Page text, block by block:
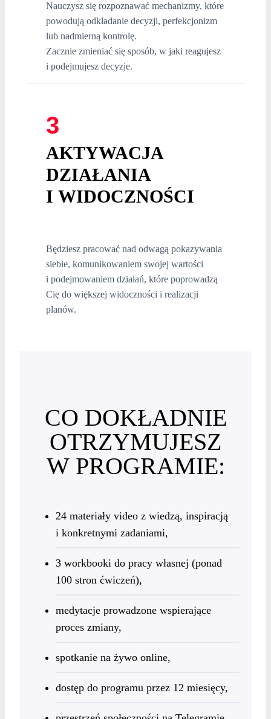
Nauczysz się rozpoznawać mechanizmy, które
powodują odkładanie decyzji, perfekcjonizm
lub nadmierną kontrolę.
Zacznie zmieniać się sposób, w jaki reagujesz
i podejmujesz decyzje.
3
AKTYWACJA
DZIAŁANIA
I WIDOCZNOŚCI
Będziesz pracować nad odwagą pokazywania
siebie, komunikowaniem swojej wartości
i podejmowaniem działań, które poprowadzą
Cię do większej widoczności i realizacji
planów.
CO DOKŁADNIE
OTRZYMUJESZ
W PROGRAMIE:
24 materiały video z wiedzą, inspiracją
i konkretnymi zadaniami,
3 workbooki do pracy własnej (ponad
100 stron ćwiczeń),
medytacje prowadzone wspierające
proces zmiany,
spotkanie na żywo online,
dostęp do programu przez 12 miesięcy,